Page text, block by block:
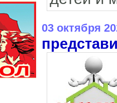
03 октября